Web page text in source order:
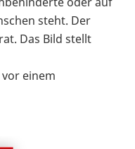
steht. Der
Das Bild stellt
einem